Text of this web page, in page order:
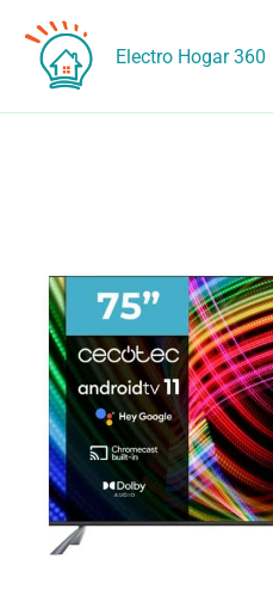
contenido
Electro Hogar 360